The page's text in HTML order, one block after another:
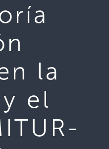
la
el